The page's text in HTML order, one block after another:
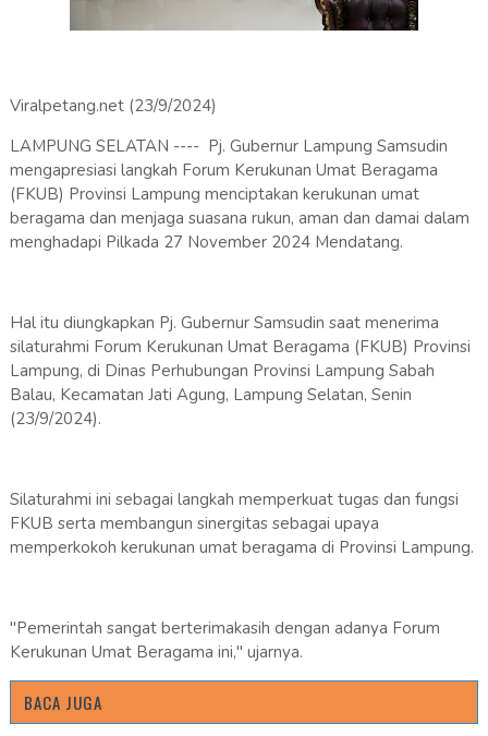
Viralpetang.net (23/9/2024)
LAMPUNG SELATAN ---- Pj. Gubernur Lampung Samsudin
mengapresiasi langkah Forum Kerukunan Umat Beragama
(FKUB) Provinsi Lampung menciptakan kerukunan umat
beragama dan menjaga suasana rukun, aman dan damai dalam
menghadapi Pilkada 27 November 2024 Mendatang.
Hal itu diungkapkan Pj. Gubernur Samsudin saat menerima
silaturahmi Forum Kerukunan Umat Beragama (FKUB) Provinsi
Lampung, di Dinas Perhubungan Provinsi Lampung Sabah
Balau, Kecamatan Jati Agung, Lampung Selatan, Senin
(23/9/2024).
Silaturahmi ini sebagai langkah memperkuat tugas dan fungsi
FKUB serta membangun sinergitas sebagai upaya
memperkokoh kerukunan umat beragama di Provinsi Lampung.
"Pemerintah sangat berterimakasih dengan adanya Forum
Kerukunan Umat Beragama ini," ujarnya.
BACA JUGA